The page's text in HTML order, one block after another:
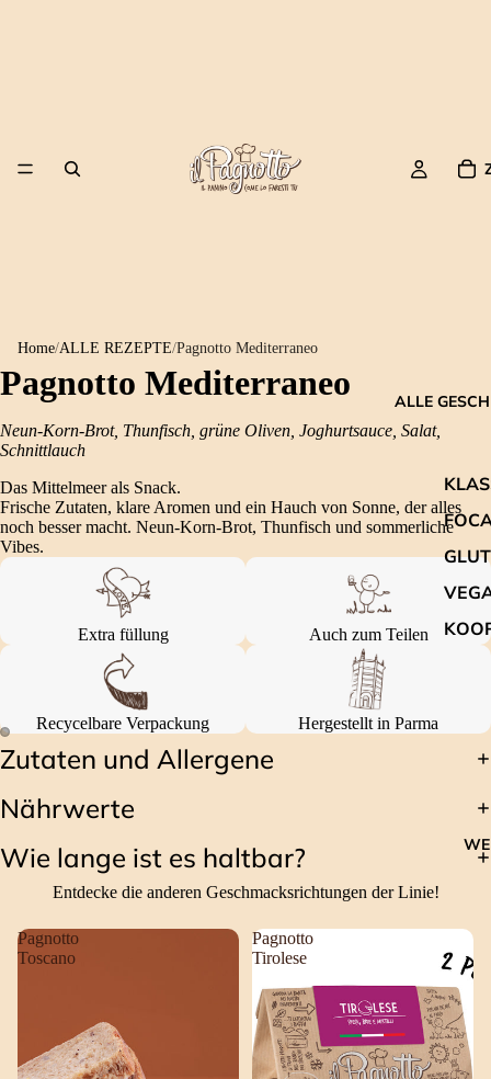
ALLE
Home/ALLE REZEPTE/Pagnotto Mediterraneo
Pagnotto Mediterraneo
Neun-Korn-Brot, Thunfisch, grüne Oliven, Joghurtsauce, Salat,
Schnittlauch
Das Mittelmeer als Snack.
Frische Zutaten, klare Aromen und ein Hauch von Sonne, der alles
noch besser macht. Neun-Korn-Brot, Thunfisch und sommerliche
Vibes.
Extra füllung Auch zum Teilen
Recycelbare Verpackung Hergestellt in Parma
Zutaten und Allergene
Nährwerte
Wie lange ist es haltbar?
Entdecke die anderen Geschmacksrichtungen der Linie!
Pagnotto
Toscano
Pagnotto
Tirolese